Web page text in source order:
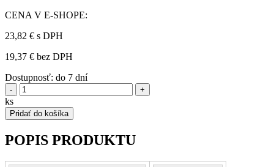
CENA V E-SHOPE:
23,82 € s DPH
19,37 € bez DPH
Dostupnosť: do 7 dní
- +
ks
Pridať do košíka
POPIS PRODUKTU